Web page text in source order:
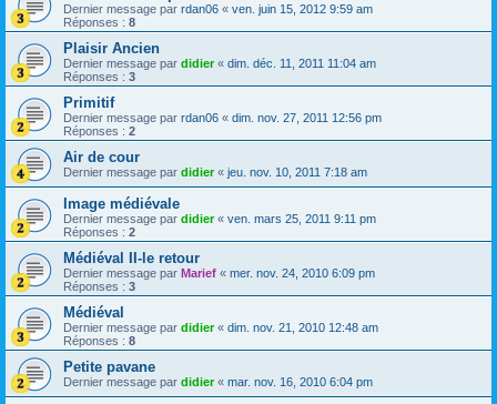
Dernier message par rdan06 « ven. juin 15, 2012 9:59 am
Réponses : 8
Plaisir Ancien
Dernier message par didier« dim. déc. 11, 2011 11:04 am
Réponses : 3
Primitif
Dernier message par rdan06 « dim. nov. 27, 2011 12:56 pm
Réponses : 2
Air de cour
Dernier message par didier« jeu. nov. 10, 2011 7:18 am
Image médiévale
Dernier message par didier« ven. mars 25, 2011 9:11 pm
Réponses : 2
Médiéval II-le retour
Dernier message par Marief « mer. nov. 24, 2010 6:09 pm
Réponses : 3
Médiéval
Dernier message par didier« dim. nov. 21, 2010 12:48 am
Réponses : 8
Petite pavane
Dernier message par didier« mar. nov. 16, 2010 6:04 pm